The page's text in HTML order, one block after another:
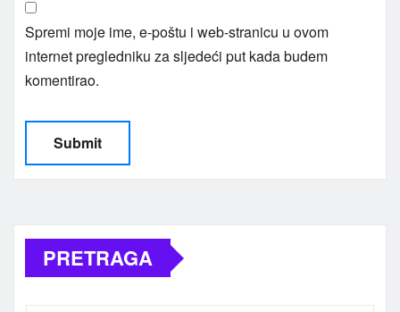
Spremi moje ime, e-poštu i web-stranicu u ovom
internet pregledniku za sljedeći put kada budem
komentirao.
PRETRAGA